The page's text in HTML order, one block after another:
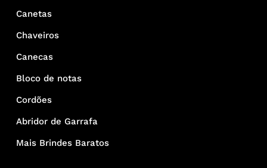
Canetas
Chaveiros
Canecas
Bloco de notas
Cordões
Abridor de Garrafa
Mais Brindes Baratos